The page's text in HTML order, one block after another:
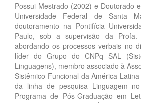
Possui Mestrado (2002) e Doutorado
Universidade Federal de Santa
doutoramento na Pontifícia
Paulo, sob a supervisão da Profa.
abordando os processos verbais no
líder do Grupo do CNPq SAL
Linguagens), membro associado à
Sistêmico-Funcional da América
da linha de pesquisa Linguagem
Programa de Pós-Graduação em